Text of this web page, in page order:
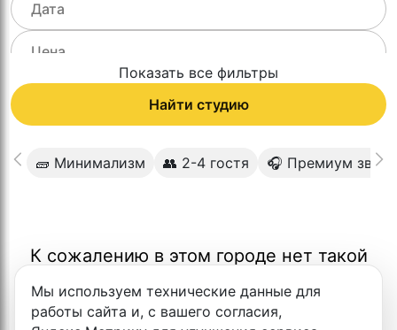
Показать все фильтры
Найти студию
🧱 Минимализм 👥 2-4 гостя 🎧 Премиум звук
К сожалению в этом городе нет такой
Мы используем технические данные для
работы сайта и, с вашего согласия,